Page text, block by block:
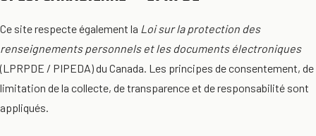
Ce site respecte également la Loi sur la protection des
renseignements personnels et les documents électroniques
(LPRPDE / PIPEDA) du Canada. Les principes de consentement, de
limitation de la collecte, de transparence et de responsabilité sont
appliqués.